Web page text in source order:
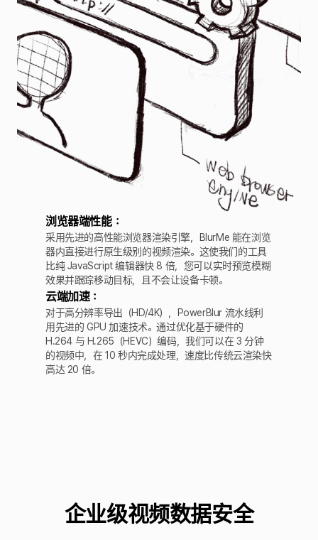
浏览器端性能：
采用先进的高性能浏览器渲染引擎，BlurMe 能在浏览
器内直接进行原生级别的视频渲染。这使我们的工具
比纯 JavaScript 编辑器快 8 倍，您可以实时预览模糊
效果并跟踪移动目标，且不会让设备卡顿。
云端加速：
对于高分辨率导出（HD/4K），PowerBlur 流水线利
用先进的 GPU 加速技术。通过优化基于硬件的
H.264 与 H.265（HEVC）编码，我们可以在 3 分钟
的视频中，在 10 秒内完成处理，速度比传统云渲染快
高达 20 倍。
企业级视频数据安全